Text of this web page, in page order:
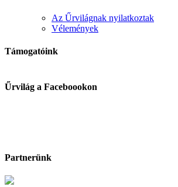
Az Űrvilágnak nyilatkoztak
Vélemények
Támogatóink
Űrvilág a Faceboookon
Partnerünk